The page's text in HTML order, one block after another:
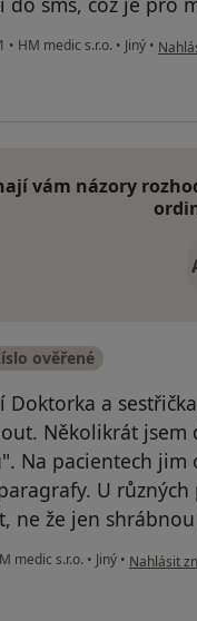
• HM medic s.r.o. • Jiný • podle
vám názory
ověřené
Doktorka a
Několikrát
Na pacientech
U
ne že jen
medic s.r.o. • Jiný • podle
Nahlásit